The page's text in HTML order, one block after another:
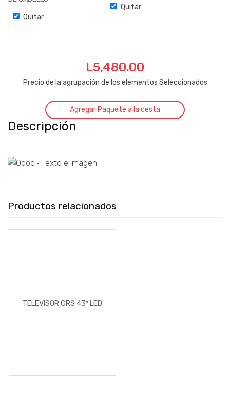
COMBOCUT
Quitar
Quitar
L5,480.00
Precio de la agrupación de los elementos Seleccionados
Agregar Paquete a la cesta
Descripción
Productos relacionados
TELEVISOR GRS 43″ LED